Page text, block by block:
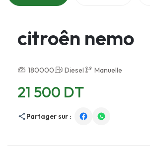
citroên nemo
180000 Diesel Manuelle
21 500 DT
Partager sur :